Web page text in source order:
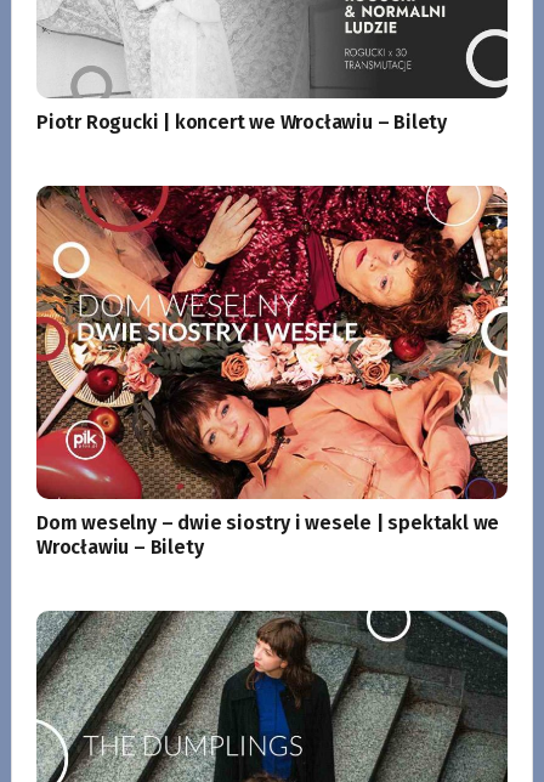
Piotr Rogucki | koncert we Wrocławiu – Bilety
Dom weselny – dwie siostry i wesele | spektakl we
Wrocławiu – Bilety